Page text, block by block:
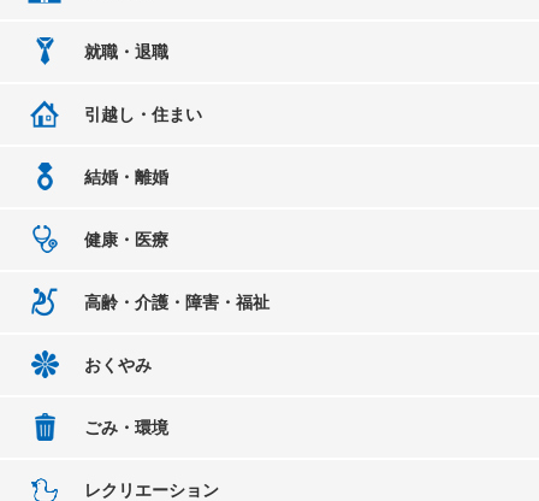
就職・退職
引越し・住まい
結婚・離婚
健康・医療
高齢・介護・障害・福祉
おくやみ
ごみ・環境
レクリエーション